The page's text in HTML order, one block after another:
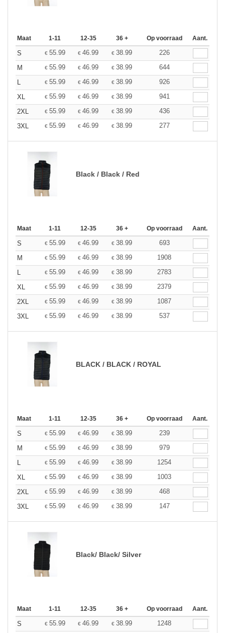
Maat 1-11 12-35 36 + Op voorraad Aant.
S € 55.99 € 46.99 € 38.99
226
M
€ 55.99 € 46.99 € 38.99
644
L
€ 55.99 € 46.99 € 38.99
926
XL
€ 55.99 € 46.99 € 38.99
941
2XL
€ 55.99 € 46.99 € 38.99
436
3XL
€ 55.99 € 46.99 € 38.99 277
Black / Black / Red
Maat 1-11 12-35 36 + Op voorraad Aant.
S € 55.99 € 46.99 € 38.99
693
M
€ 55.99 € 46.99 € 38.99
1908
L
€ 55.99 € 46.99 € 38.99
2783
XL
€ 55.99 € 46.99 € 38.99
2379
2XL
€ 55.99 € 46.99 € 38.99
1087
3XL
€ 55.99 € 46.99 € 38.99 537
BLACK / BLACK / ROYAL
Maat 1-11 12-35 36 + Op voorraad Aant.
S € 55.99 € 46.99 € 38.99
239
M
€ 55.99 € 46.99 € 38.99
979
L
€ 55.99 € 46.99 € 38.99
1254
XL
€ 55.99 € 46.99 € 38.99
1003
2XL
€ 55.99 € 46.99 € 38.99
468
3XL
€ 55.99 € 46.99 € 38.99 147
Black/ Black/ Silver
Maat 1-11 12-35 36 + Op voorraad Aant.
S € 55.99 € 46.99 € 38.99
1248